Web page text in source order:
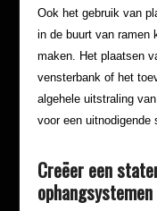
Ook het gebruik van
in de buurt van ramen
maken. Het plaatsen
vensterbank of het
algehele uitstraling
voor een uitnodigende
Creëer een
ophangsystemen